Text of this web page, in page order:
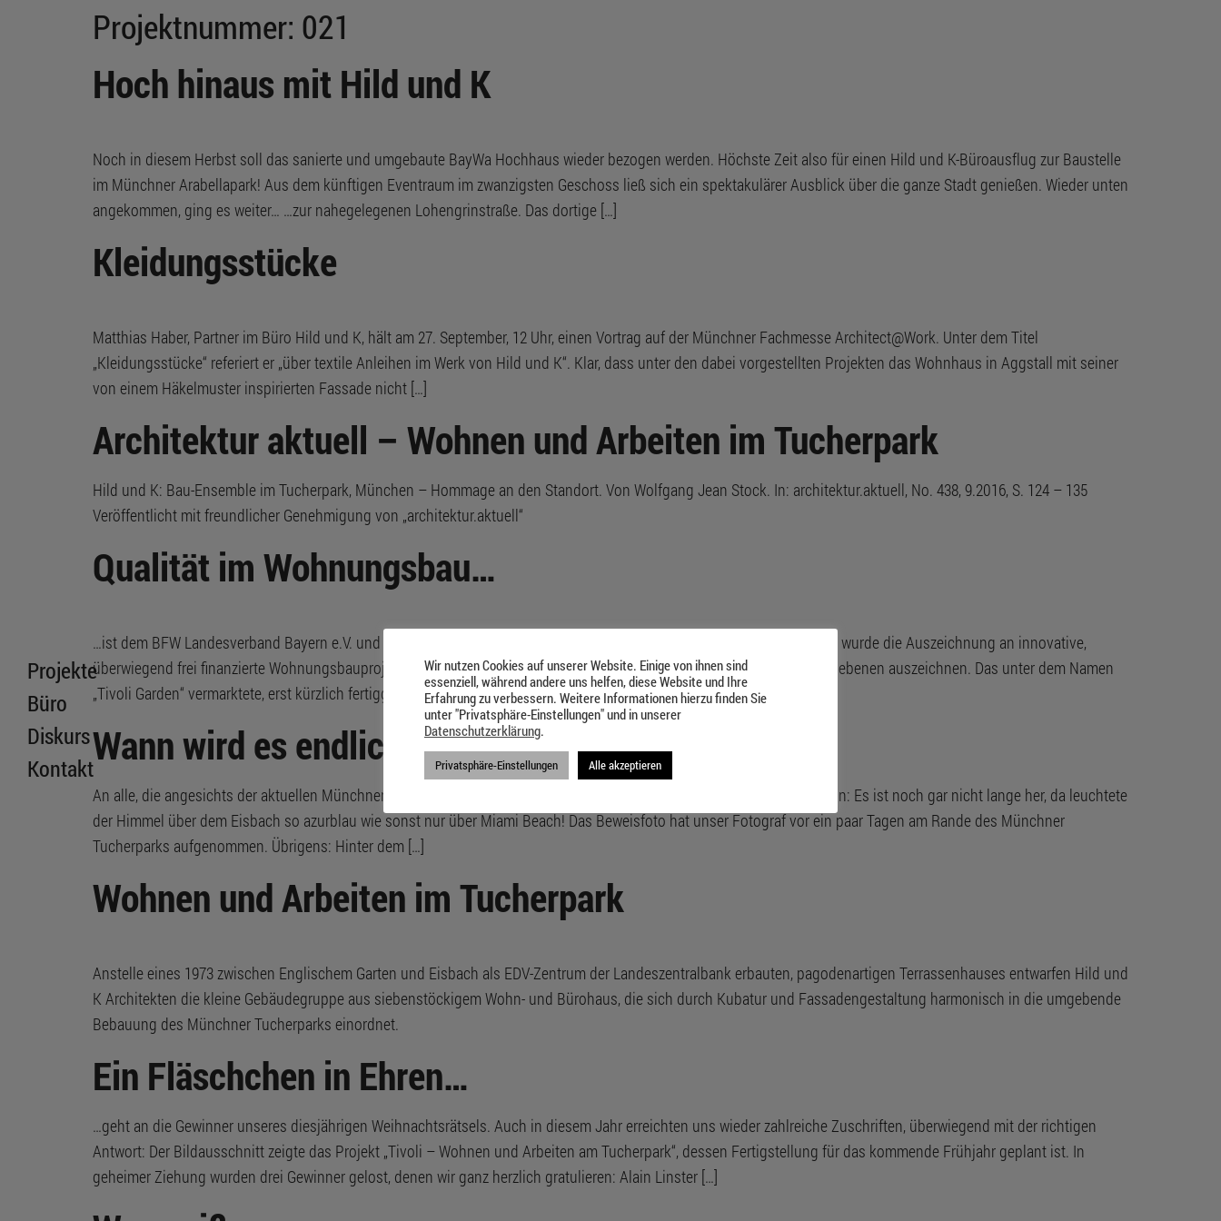
Projekte
Büro
Diskurs
Kontakt
Projektnummer: 021
Hoch hinaus mit Hild und K
Noch in diesem Herbst soll das sanierte und umgebaute BayWa Hochhaus wieder bezogen werden. Höchste Zeit also für einen Hild und K-Büroausflug zur Baustelle
im Münchner Arabellapark! Aus dem künftigen Eventraum im zwanzigsten Geschoss ließ sich ein spektakulärer Ausblick über die ganze Stadt genießen. Wieder unten
angekommen, ging es weiter… …zur nahegelegenen Lohengrinstraße. Das dortige […]
Kleidungsstücke
Matthias Haber, Partner im Büro Hild und K, hält am 27. September, 12 Uhr, einen Vortrag auf der Münchner Fachmesse Architect@Work. Unter dem Titel
„Kleidungsstücke“ referiert er „über textile Anleihen im Werk von Hild und K“. Klar, dass unter den dabei vorgestellten Projekten das Wohnhaus in Aggstall mit seiner
von einem Häkelmuster inspirierten Fassade nicht […]
Architektur aktuell – Wohnen und Arbeiten im Tucherpark
Hild und K: Bau-Ensemble im Tucherpark, München – Hommage an den Standort. Von Wolfgang Jean Stock. In: architektur.aktuell, No. 438, 9.2016, S. 124 – 135
Veröffentlicht mit freundlicher Genehmigung von „architektur.aktuell“
Qualität im Wohnungsbau…
…ist dem BFW Landesverband Bayern e.V. und dem Deutschen Werkbund Bayern e.V. einen Preis wert. Zum zweiten Mal wurde die Auszeichnung an innovative,
überwiegend frei finanzierte Wohnungsbauprojekte in Bayern verliehen, die sich durch hohe Qualität auf allen Planungsebenen auszeichnen. Das unter dem Namen
„Tivoli Garden“ vermarktete, erst kürzlich fertiggestellte Wohnhaus im Tucherpark wurde in diesem […]
Wann wird es endlich wieder Sommer…
An alle, die angesichts der aktuellen Münchner Wetterlage schon wieder etwas vom „verregneten Sommer“ dahergranteln: Es ist noch gar nicht lange her, da leuchtete
der Himmel über dem Eisbach so azurblau wie sonst nur über Miami Beach! Das Beweisfoto hat unser Fotograf vor ein paar Tagen am Rande des Münchner
Tucherparks aufgenommen. Übrigens: Hinter dem […]
Wohnen und Arbeiten im Tucherpark
Anstelle eines 1973 zwischen Englischem Garten und Eisbach als EDV-Zentrum der Landeszentralbank erbauten, pagodenartigen Terrassenhauses entwarfen Hild und
K Architekten die kleine Gebäudegruppe aus siebenstöckigem Wohn- und Bürohaus, die sich durch Kubatur und Fassadengestaltung harmonisch in die umgebende
Bebauung des Münchner Tucherparks einordnet.
Ein Fläschchen in Ehren…
…geht an die Gewinner unseres diesjährigen Weihnachtsrätsels. Auch in diesem Jahr erreichten uns wieder zahlreiche Zuschriften, überwiegend mit der richtigen
Antwort: Der Bildausschnitt zeigte das Projekt „Tivoli – Wohnen und Arbeiten am Tucherpark“, dessen Fertigstellung für das kommende Frühjahr geplant ist. In
geheimer Ziehung wurden drei Gewinner gelost, denen wir ganz herzlich gratulieren: Alain Linster […]
Wir nutzen Cookies auf unserer Website. Einige von ihnen sind
essenziell, während andere uns helfen, diese Website und Ihre
Erfahrung zu verbessern. Weitere Informationen hierzu finden Sie
unter "Privatsphäre-Einstellungen" und in unserer
Datenschutzerklärung.
Privatsphäre-Einstellungen Alle akzeptieren